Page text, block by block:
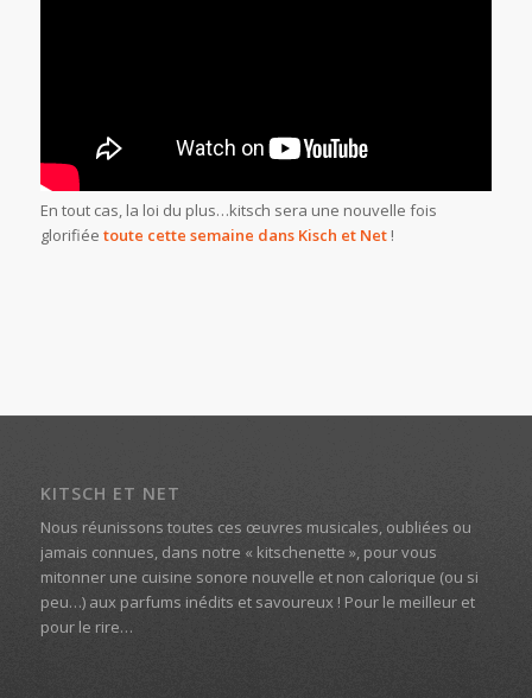
En tout cas, la loi du plus…kitsch sera une nouvelle fois
glorifiée toute cette semaine dans Kisch et Net!
KITSCH ET NET
Nous réunissons toutes ces œuvres musicales, oubliées ou
jamais connues, dans notre « kitschenette », pour vous
mitonner une cuisine sonore nouvelle et non calorique (ou si
peu…) aux parfums inédits et savoureux ! Pour le meilleur et
pour le rire…